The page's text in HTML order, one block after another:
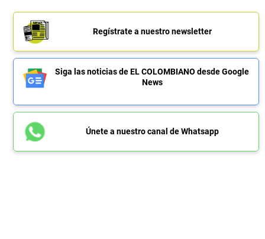
Regístrate a nuestro newsletter
Siga las noticias de EL COLOMBIANO desde Google
News
Únete a nuestro canal de Whatsapp